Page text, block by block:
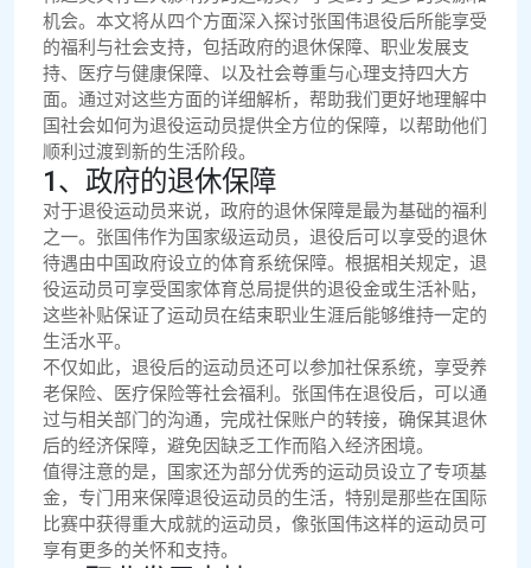
机会。本文将从四个方面深入探讨张国伟退役后所能享受
的福利与社会支持，包括政府的退休保障、职业发展支
持、医疗与健康保障、以及社会尊重与心理支持四大方
面。通过对这些方面的详细解析，帮助我们更好地理解中
国社会如何为退役运动员提供全方位的保障，以帮助他们
顺利过渡到新的生活阶段。
1、政府的退休保障
对于退役运动员来说，政府的退休保障是最为基础的福利
之一。张国伟作为国家级运动员，退役后可以享受的退休
待遇由中国政府设立的体育系统保障。根据相关规定，退
役运动员可享受国家体育总局提供的退役金或生活补贴，
这些补贴保证了运动员在结束职业生涯后能够维持一定的
生活水平。
不仅如此，退役后的运动员还可以参加社保系统，享受养
老保险、医疗保险等社会福利。张国伟在退役后，可以通
过与相关部门的沟通，完成社保账户的转接，确保其退休
后的经济保障，避免因缺乏工作而陷入经济困境。
值得注意的是，国家还为部分优秀的运动员设立了专项基
金，专门用来保障退役运动员的生活，特别是那些在国际
比赛中获得重大成就的运动员，像张国伟这样的运动员可
享有更多的关怀和支持。